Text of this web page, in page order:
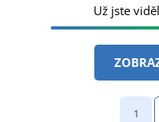
Už jste
1